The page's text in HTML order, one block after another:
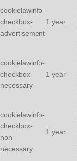
cookielawinfo-
checkbox-
advertisement
1 year
cookielawinfo-
checkbox-
necessary
1 year
cookielawinfo-
checkbox-
non-
necessary
1 year